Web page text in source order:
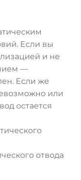
Если вы
и не
—
Если же
или
остается
отвода